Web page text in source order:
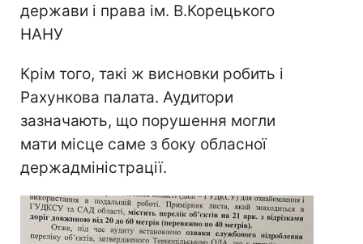
держави і права ім. В.Корецького
НАНУ
Крім того, такі ж висновки робить і
Рахункова палата. Аудитори
зазначають, що порушення могли
мати місце саме з боку обласної
держадміністрації.